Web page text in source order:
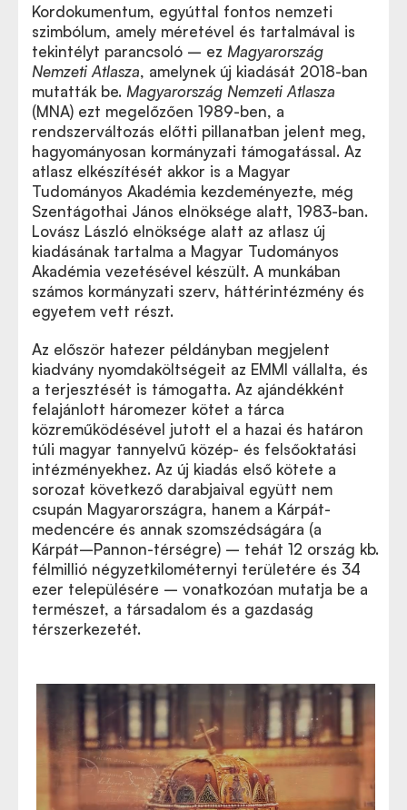
Kordokumentum, egyúttal fontos nemzeti
szimbólum, amely méretével és tartalmával is
tekintélyt parancsoló – ez Magyarország
Nemzeti Atlasza, amelynek új kiadását 2018-ban
mutatták be. Magyarország Nemzeti Atlasza
(MNA) ezt megelőzően 1989-ben, a
rendszerváltozás előtti pillanatban jelent meg,
hagyományosan kormányzati támogatással. Az
atlasz elkészítését akkor is a Magyar
Tudományos Akadémia kezdeményezte, még
Szentágothai János elnöksége alatt, 1983-ban.
Lovász László elnöksége alatt az atlasz új
kiadásának tartalma a Magyar Tudományos
Akadémia vezetésével készült. A munkában
számos kormányzati szerv, háttérintézmény és
egyetem vett részt.
Az először hatezer példányban megjelent
kiadvány nyomdaköltségeit az EMMI vállalta, és
a terjesztését is támogatta. Az ajándékként
felajánlott háromezer kötet a tárca
közreműködésével jutott el a hazai és határon
túli magyar tannyelvű közép- és felsőoktatási
intézményekhez. Az új kiadás első kötete a
sorozat következő darabjaival együtt nem
csupán Magyarországra, hanem a Kárpát-
medencére és annak szomszédságára (a
Kárpát–Pannon-térségre) – tehát 12 ország kb.
félmillió négyzetkilométernyi területére és 34
ezer településére – vonatkozóan mutatja be a
természet, a társadalom és a gazdaság
térszerkezetét.